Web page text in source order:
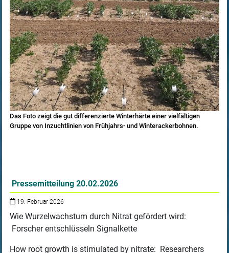
Das Foto zeigt die gut differenzierte Winterhärte einer vielfältigen
Gruppe von Inzuchtlinien von Frühjahrs- und Winterackerbohnen.
Pressemitteilung 20.02.2026
19. Februar 2026
Wie Wurzelwachstum durch Nitrat gefördert wird:
Forscher entschlüsseln Signalkette
How root growth is stimulated by nitrate: Researchers